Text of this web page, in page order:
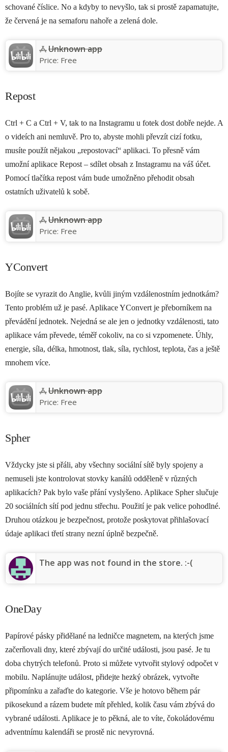
schované číslice. No a kdyby to nevyšlo, tak si prostě zapamatujte,
že červená je na semaforu nahoře a zelená dole.
Unknown app
Price: Free
Repost
Ctrl + C a Ctrl + V, tak to na Instagramu u fotek dost dobře nejde. A
o videích ani nemluvě. Pro to, abyste mohli převzít cizí fotku,
musíte použít nějakou „repostovací“ aplikaci. To přesně vám
umožní aplikace Repost – sdílet obsah z Instagramu na váš účet.
Pomocí tlačítka repost vám bude umožněno přehodit obsah
ostatních uživatelů k sobě.
Unknown app
Price: Free
YConvert
Bojíte se vyrazit do Anglie, kvůli jiným vzdálenostním jednotkám?
Tento problém už je pasé. Aplikace YConvert je přeborníkem na
převádění jednotek. Nejedná se ale jen o jednotky vzdálenosti, tato
aplikace vám převede, téměř cokoliv, na co si vzpomenete. Úhly,
energie, síla, délka, hmotnost, tlak, síla, rychlost, teplota, čas a ještě
mnohem více.
Unknown app
Price: Free
Spher
Vždycky jste si přáli, aby všechny sociální sítě byly spojeny a
nemuseli jste kontrolovat stovky kanálů odděleně v různých
aplikacích? Pak bylo vaše přání vyslyšeno. Aplikace Spher slučuje
20 sociálních sítí pod jednu střechu. Použití je pak velice pohodlné.
Druhou otázkou je bezpečnost, protože poskytovat přihlašovací
údaje aplikaci třetí strany nezní úplně bezpečně.
The app was not found in the store. :-(
OneDay
Papírové pásky přidělané na ledničce magnetem, na kterých jsme
začerňovali dny, které zbývají do určité události, jsou pasé. Je tu
doba chytrých telefonů. Proto si můžete vytvořit stylový odpočet v
mobilu. Naplánujte událost, přidejte hezký obrázek, vytvořte
připomínku a zařaďte do kategorie. Vše je hotovo během pár
pikosekund a rázem budete mít přehled, kolik času vám zbývá do
vybrané události. Aplikace je to pěkná, ale to víte, čokoládovému
adventnímu kalendáři se prostě nic nevyrovná.